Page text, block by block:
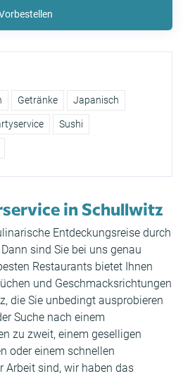
Getränke Japanisch
Sushi
in Schullwitz
Entdeckungsreise durch
sind Sie bei uns genau
Restaurants bietet Ihnen
und Geschmacksrichtungen
die Sie unbedingt ausprobieren
Suche nach einem
zu zweit, einem geselligen
oder einem schnellen
Arbeit sind, wir haben das